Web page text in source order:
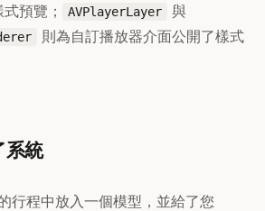
預覽；
AVPlayerLayer 與
則為自訂播放器介面公開了樣式
系統
行程中放入一個模型，並給了您